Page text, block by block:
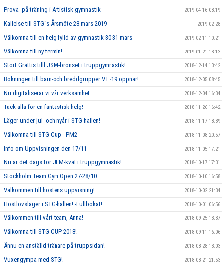
Prova- på träning i Artistisk gymnastik 2019-04-16 08:19
Kallelse till STG´s Årsmöte 28 mars 2019 2019-02-28
Välkomna till en helg fylld av gymnastik 30-31 mars 2019-02-11 10:21
Välkomna till ny termin! 2019-01-21 13:13
Stort Grattis tilll JSM-bronset i truppgymnastik! 2018-12-14 13:42
Bokningen till barn-och breddgrupper VT -19 öppnar! 2018-12-05 08:45
Nu digitaliserar vi vår verksamhet 2018-12-04 16:34
Tack alla för en fantastisk helg! 2018-11-26 16:42
Läger under jul- och nyår i STG-hallen! 2018-11-17 18:39
Välkomna till STG Cup - PM2 2018-11-08 20:57
Info om Uppvisningen den 17/11 2018-11-05 17:21
Nu är det dags för JEM-kval i truppgymnastik! 2018-10-17 17:31
Stockholm Team Gym Open 27-28/10 2018-10-10 16:58
Välkommen till höstens uppvisning! 2018-10-02 21:34
Höstlovsläger i STG-hallen! -Fullbokat! 2018-10-01 06:56
Välkommen till vårt team, Anna! 2018-09-25 13:37
Välkomna till STG CUP 2018! 2018-09-11 16:06
Ännu en anställd tränare på truppsidan! 2018-08-28 13:03
Vuxengympa med STG! 2018-08-21 21:53